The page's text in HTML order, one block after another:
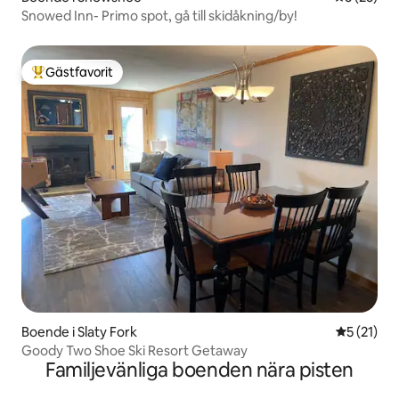
Snowed Inn- Primo spot, gå till skidåkning/by!
Populär gästfavorit
Gästfavorit
Boende i Slaty Fork 5 av 5 i
5 (21)
Goody Two Shoe Ski Resort Getaway
Familjevänliga boenden nära pisten